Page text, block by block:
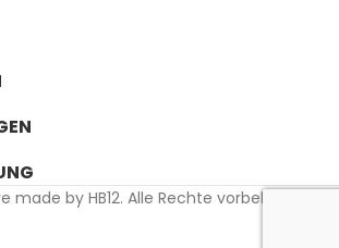
made by HB12. Alle Rechte vorbehalten.